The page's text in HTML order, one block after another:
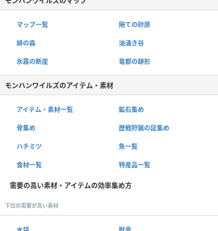
マップ一覧 隔ての砂原
緋の森 油涌き谷
氷霧の断崖 竜都の跡形
モンハンワイルズのアイテム・素材
アイテム・素材一覧 鉱石集め
骨集め 歴戦狩猟の証集め
ハチミツ 魚一覧
食材一覧 特産品一覧
需要の高い素材・アイテムの効率集め方
下位の需要が高い素材